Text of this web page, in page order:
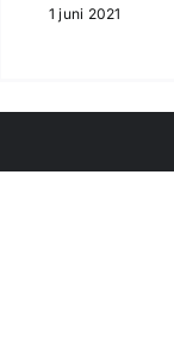
1 juni 2021